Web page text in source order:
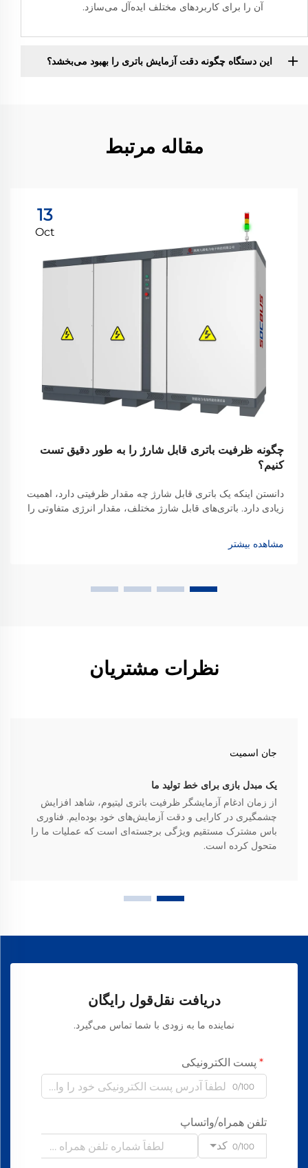
آن را برای کاربردهای مختلف ایده‌آل می‌سازد.
این دستگاه چگونه دقت آزمایش باتری را بهبود می‌بخشد؟
مقاله مرتبط
13
Oct
چگونه ظرفیت باتری قابل شارژ را به طور دقیق تست
کنیم؟
دانستن اینکه یک باتری قابل شارژ چه مقدار ظرفیتی دارد، اهمیت
زیادی دارد. باتری‌های قابل شارژ مختلف، مقدار انرژی متفاوتی را
برای راه‌اندازی یک دستگاه فراهم کنند، نکته کلیدی است. همچنین
این موضوع به شما اطلاع می‌دهد که...
مشاهده بیشتر
نظرات مشتریان
جان اسمیت
یک مبدل بازی برای خط تولید ما
از زمان ادغام آزمایشگر ظرفیت باتری لیتیوم، شاهد افزایش
چشمگیری در کارایی و دقت آزمایش‌های خود بوده‌ایم. فناوری
باس مشترک مستقیم ویژگی برجسته‌ای است که عملیات ما را
متحول کرده است.
دریافت نقل‌قول رایگان
نماینده ما به زودی با شما تماس می‌گیرد.
پست الکترونیکی
0/100
تلفن همراه/واتساپ
کد 0/100